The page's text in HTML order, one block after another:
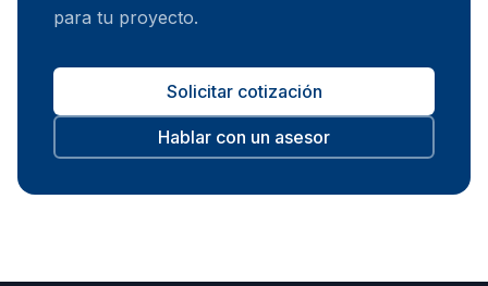
para tu proyecto.
Solicitar cotización
Hablar con un asesor